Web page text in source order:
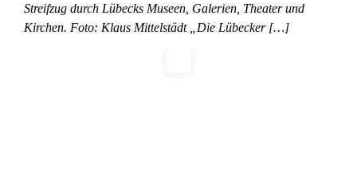
Streifzug durch Lübecks Museen, Galerien, Theater und
Kirchen. Foto: Klaus Mittelstädt „Die Lübecker […]